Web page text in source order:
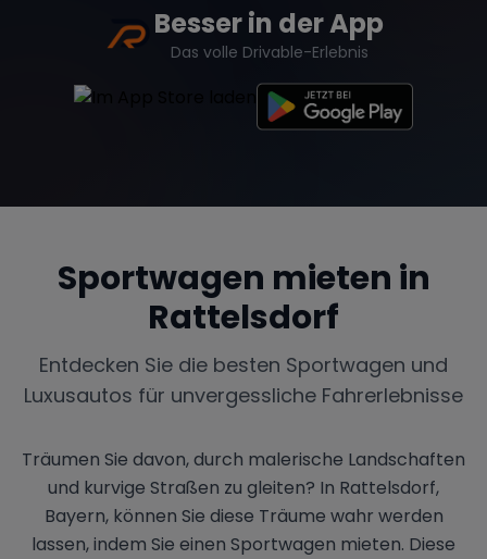
Besser in der App
Das volle Drivable-Erlebnis
Sportwagen mieten in
Rattelsdorf
Entdecken Sie die besten Sportwagen und
Luxusautos für unvergessliche Fahrerlebnisse
Träumen Sie davon, durch malerische Landschaften
und kurvige Straßen zu gleiten? In Rattelsdorf,
Bayern, können Sie diese Träume wahr werden
lassen, indem Sie einen Sportwagen mieten. Diese